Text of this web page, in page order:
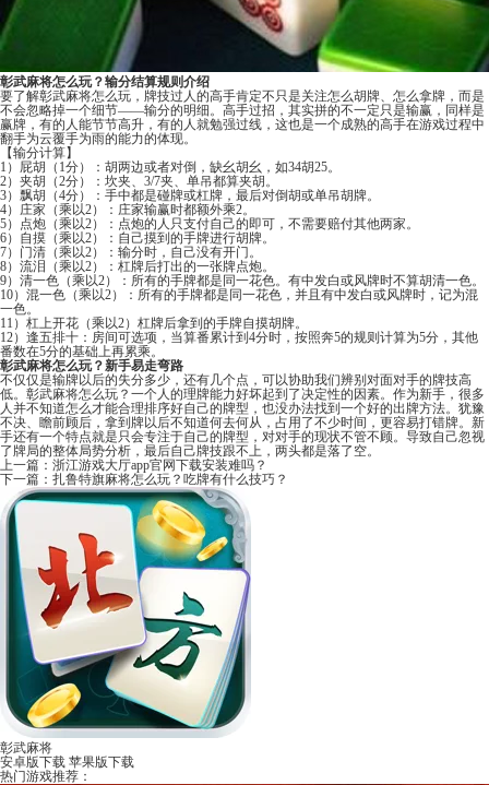
彰武麻将怎么玩？输分结算规则介绍
要了解彰武麻将怎么玩，牌技过人的高手肯定不只是关注怎么胡牌、怎么拿牌，而是
不会忽略掉一个细节——输分的明细。高手过招，其实拼的不一定只是输赢，同样是
赢牌，有的人能节节高升，有的人就勉强过线，这也是一个成熟的高手在游戏过程中
翻手为云覆手为雨的能力的体现。
【输分计算】
1）屁胡（1分）：胡两边或者对倒，缺幺胡幺，如34胡25。
2）夹胡（2分）：坎夹、3/7夹、单吊都算夹胡。
3）飘胡（4分）：手中都是碰牌或杠牌，最后对倒胡或单吊胡牌。
4）庄家（乘以2）：庄家输赢时都额外乘2。
5）点炮（乘以2）：点炮的人只支付自己的即可，不需要赔付其他两家。
6）自摸（乘以2）：自己摸到的手牌进行胡牌。
7）门清（乘以2）：输分时，自己没有开门。
8）流泪（乘以2）：杠牌后打出的一张牌点炮。
9）清一色（乘以2）：所有的手牌都是同一花色。有中发白或风牌时不算胡清一色。
10）混一色（乘以2）：所有的手牌都是同一花色，并且有中发白或风牌时，记为混
一色。
11）杠上开花（乘以2）杠牌后拿到的手牌自摸胡牌。
12）逢五排十：房间可选项，当算番累计到4分时，按照奔5的规则计算为5分，其他
番数在5分的基础上再累乘。
彰武麻将怎么玩？新手易走弯路
不仅仅是输牌以后的失分多少，还有几个点，可以协助我们辨别对面对手的牌技高
低。彰武麻将怎么玩？一个人的理牌能力好坏起到了决定性的因素。作为新手，很多
人并不知道怎么才能合理排序好自己的牌型，也没办法找到一个好的出牌方法。犹豫
不决、瞻前顾后，拿到牌以后不知道何去何从，占用了不少时间，更容易打错牌。新
手还有一个特点就是只会专注于自己的牌型，对对手的现状不管不顾。导致自己忽视
了牌局的整体局势分析，最后自己牌技跟不上，两头都是落了空。
上一篇： 浙江游戏大厅app官网下载安装难吗？
下一篇： 扎鲁特旗麻将怎么玩？吃牌有什么技巧？
彰武麻将
安卓版下载 苹果版下载
热门游戏推荐：